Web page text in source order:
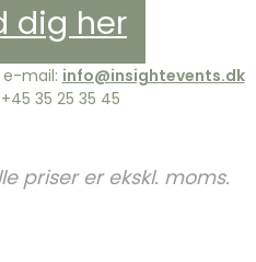
dig her
e-mail: info@insightevents.dk
35 25 35 45
priser er ekskl. moms.